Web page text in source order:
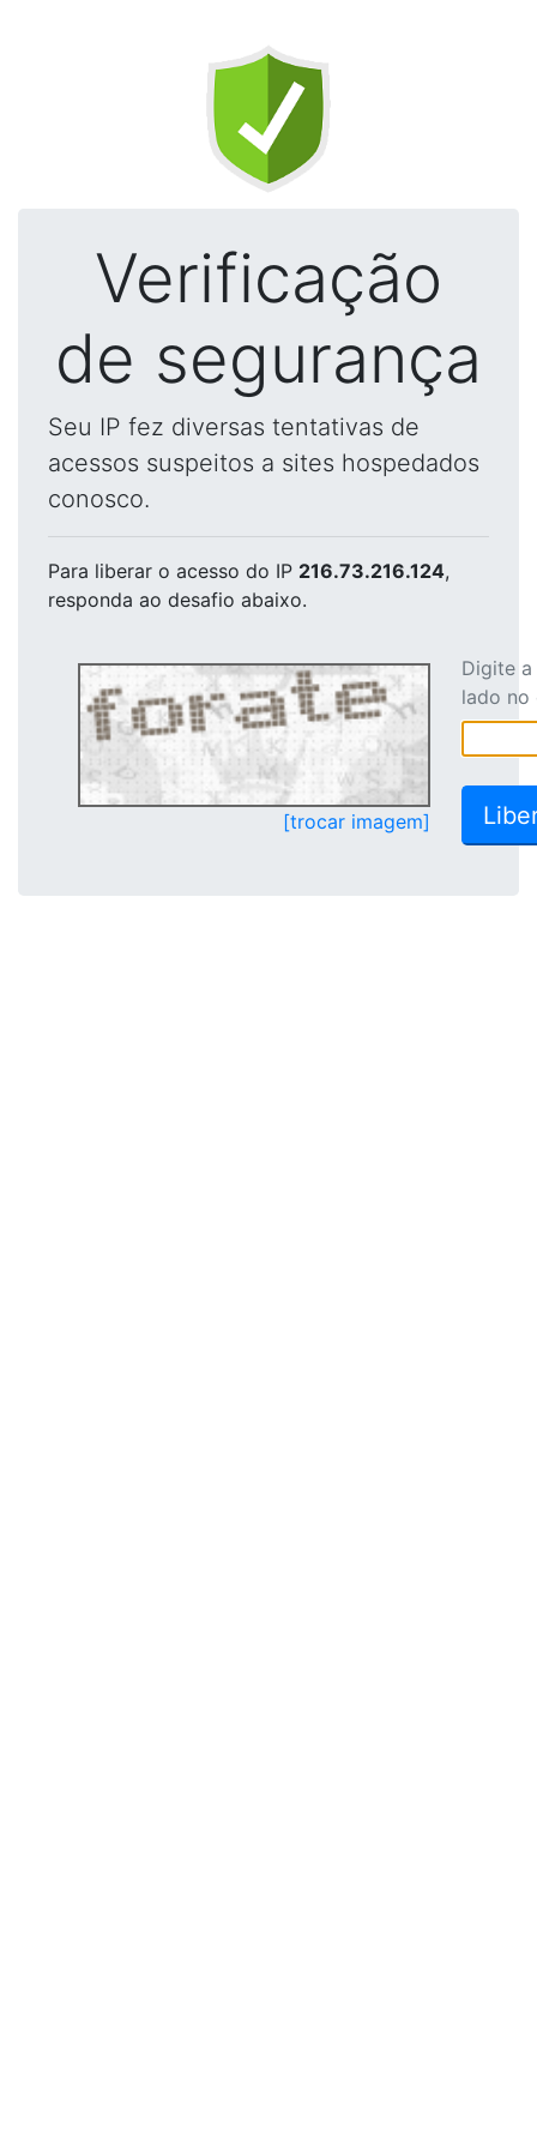
Verificação
de segurança
Seu IP fez diversas tentativas de
acessos suspeitos a sites hospedados
conosco.
Para liberar o acesso do IP 216.73.216.124,
responda ao desafio abaixo.
[trocar imagem]
Digite
lado no